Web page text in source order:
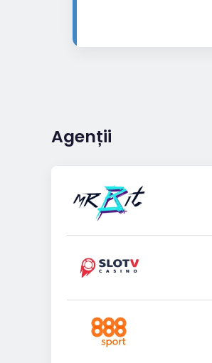
Agenții